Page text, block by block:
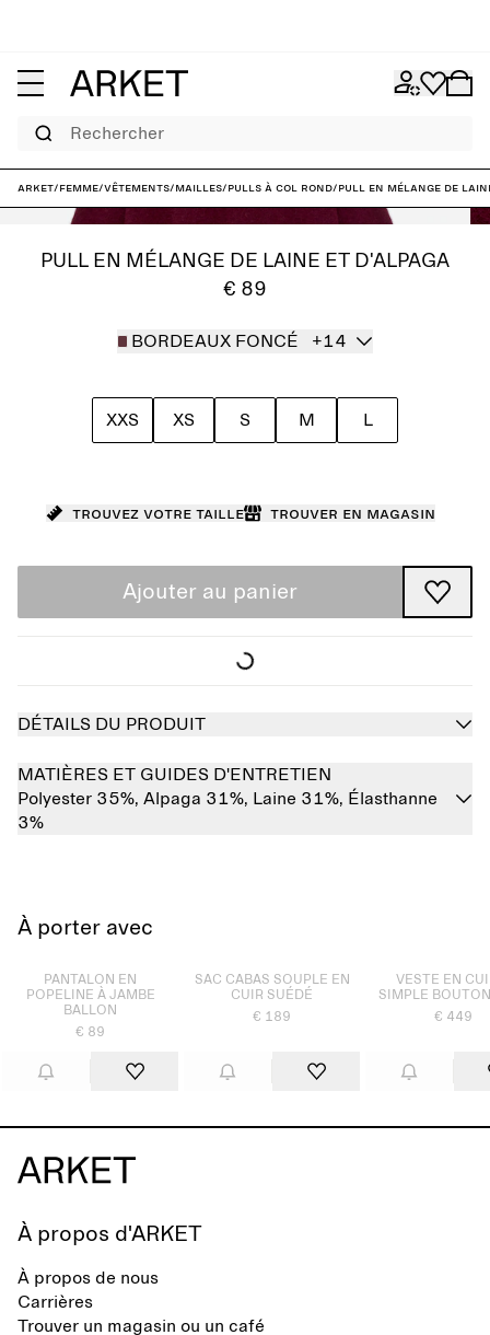
Rechercher
ARKET/Femme/Vêtements/Mailles/Pulls à col rond/Pull en mélange de
PULL EN MÉLANGE DE LAINE ET D'ALPAGA
€ 89
BORDEAUX FONCÉ +14
XXS XS S M L
Trouvez votre taille Trouver en magasin
Ajouter au panier
DÉTAILS DU PRODUIT
MATIÈRES ET GUIDES D'ENTRETIEN
Polyester 35%, Alpaga 31%, Laine 31%, Élasthanne
3%
À porter avec
Épuisé
PANTALON EN
POPELINE À JAMBE
BALLON
€ 89
SAC CABAS SOUPLE EN
CUIR SUÉDÉ
€ 189
VESTE EN
SIMPLE
€ 449
À propos d'ARKET
À propos de nous
Carrières
Trouver un magasin ou un café